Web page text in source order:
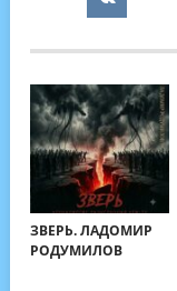
ЗВЕРЬ. ЛАДОМИР
РОДУМИЛОВ